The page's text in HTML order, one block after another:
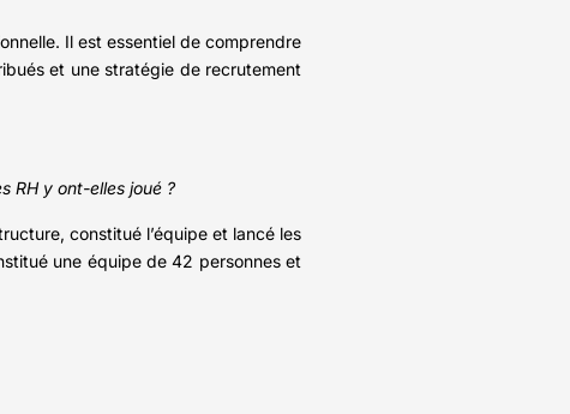
Il est essentiel de comprendre
et une stratégie de recrutement
RH y ont-elles joué ?
constitué l’équipe et lancé les
une équipe de 42 personnes et